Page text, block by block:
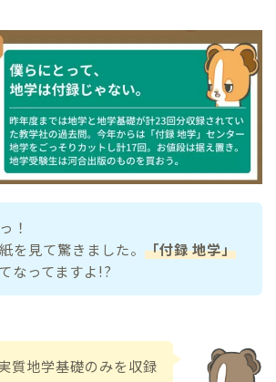
！
を見て驚きました。 「付録 地学」
なってますよ!?
質地学基礎のみを収録